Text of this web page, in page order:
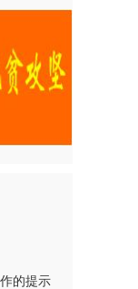
的提示